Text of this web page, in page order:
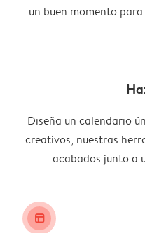
un buen momento
Diseña un calendario
creativos, nuestras
acabados junto a
layout_alt